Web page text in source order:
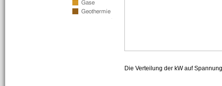
Die Verteilung der kW auf